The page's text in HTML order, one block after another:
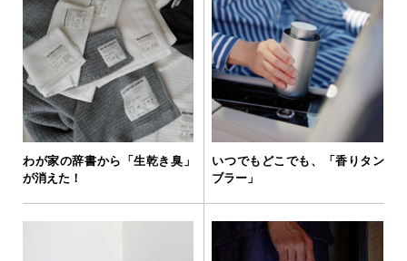
わが家の辞書から「生乾き臭」
が消えた！
いつでもどこでも、「香りタン
ブラー」